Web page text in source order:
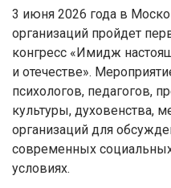
3 июня 2026 года в
организаций пройдет
конгресс «Имидж
и отечестве».
психологов, педагогов,
культуры, духовенства,
организаций для
современных
условиях.